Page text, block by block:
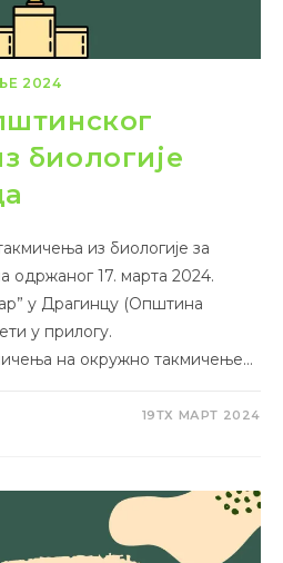
2024
биологије
из биологије за
одржаног 17. марта 2024.
у Драгинцу (Општина
у прилогу.
на окружно такмичење…
19ТХ МАРТ 2024